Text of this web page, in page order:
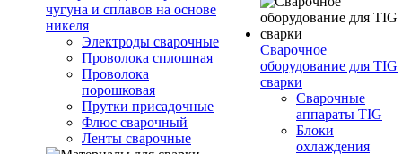
чугуна и сплавов на основе
никеля
Электроды сварочные
Проволока сплошная
Проволока
порошковая
Прутки присадочные
Флюс сварочный
Ленты сварочные
Сварочное
оборудование для TIG
сварки
Сварочные
аппараты TIG
Блоки
охлаждения